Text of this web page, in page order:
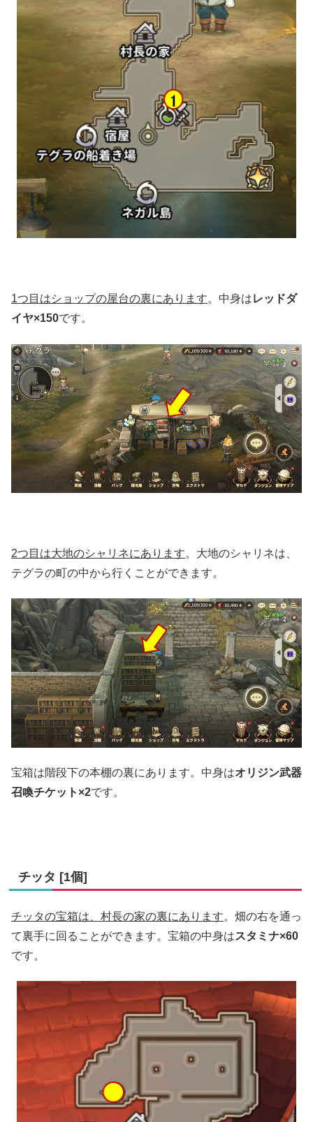
1つ目はショップの屋台の裏にあります。中身はレッドダ
イヤ×150です。
2つ目は大地のシャリネにあります。大地のシャリネは、
テグラの町の中から行くことができます。
宝箱は階段下の本棚の裏にあります。中身はオリジン武器
召喚チケット×2です。
チッタ [1個]
チッタの宝箱は、村長の家の裏にあります。畑の右を通っ
て裏手に回ることができます。宝箱の中身はスタミナ×60
です。